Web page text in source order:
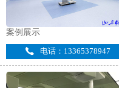
案例展示
电话：13365378947